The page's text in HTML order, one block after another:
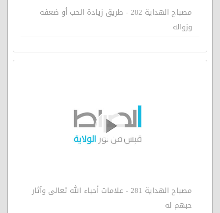
مصباح الهداية 282 - طريق زيادة الحب أو ضعفه
وزواله
مصباح الهداية 281 - علامات أحباء الله تعالى وآثار
حبهم له